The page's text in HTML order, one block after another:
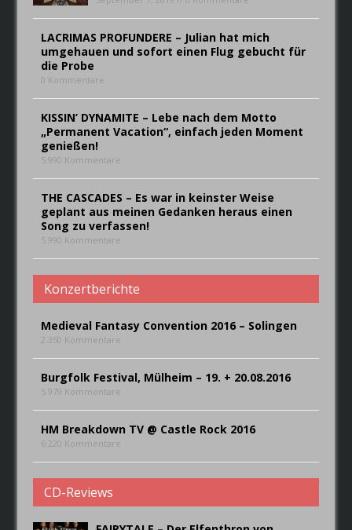
LACRIMAS PROFUNDERE – Julian hat mich
umgehauen und sofort einen Flug gebucht für
die Probe
0 Kommentare
KISSIN’ DYNAMITE – Lebe nach dem Motto
„Permanent Vacation“, einfach jeden Moment
genießen!
5.990 Kommentare
THE CASCADES – Es war in keinster Weise
geplant aus meinen Gedanken heraus einen
Song zu verfassen!
5.990 Kommentare
Konzertberichte
Medieval Fantasy Convention 2016 – Solingen
2.350 Kommentare
Burgfolk Festival, Mülheim – 19. + 20.08.2016
5.979 Kommentare
HM Breakdown TV @ Castle Rock 2016
6.220 Kommentare
CD-Reviews